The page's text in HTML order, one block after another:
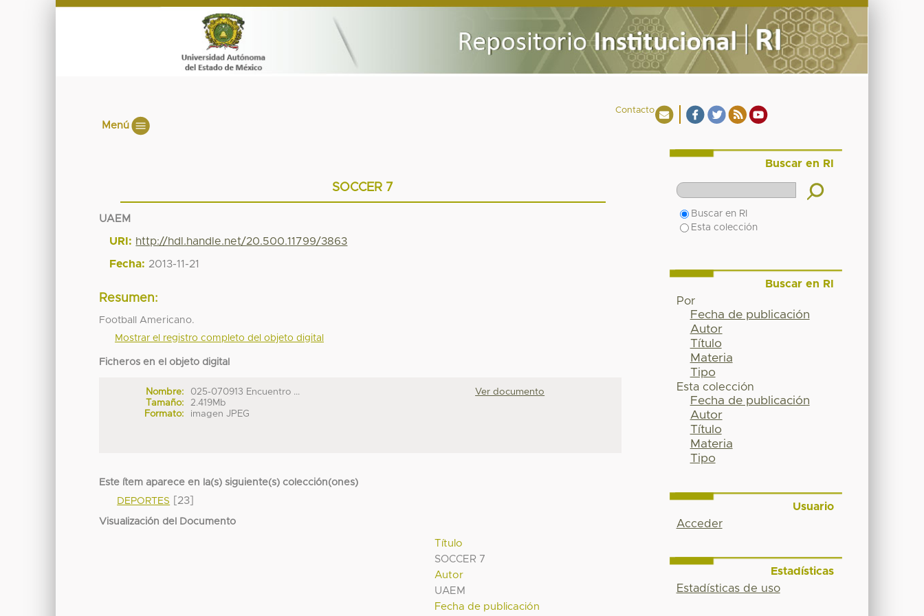
Contacto
Menú
SOCCER 7
UAEM
URI: http://hdl.handle.net/20.500.11799/3863
Fecha: 2013-11-21
Resumen:
Football Americano.
Mostrar el registro completo del objeto digital
Ficheros en el objeto digital
Nombre:
025-070913 Encuentro ...
Tamaño:
2.419Mb
Formato:
imagen JPEG
Ver documento
Este ítem aparece en la(s) siguiente(s) colección(ones)
DEPORTES
[23]
Visualización del Documento
Título
SOCCER 7
Autor
UAEM
Fecha de publicación
Buscar en RI
Buscar en RI
Esta colección
Buscar en RI
Por
Fecha de publicación
Autor
Título
Materia
Tipo
Esta colección
Fecha de publicación
Autor
Título
Materia
Tipo
Usuario
Acceder
Estadísticas
Estadísticas de uso